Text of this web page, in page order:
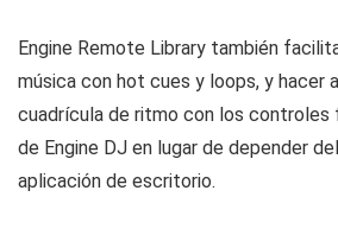
Engine Remote Library también
música con hot cues y loops, y hacer
cuadrícula de ritmo con los controles
de Engine DJ en lugar de depender
aplicación de escritorio.